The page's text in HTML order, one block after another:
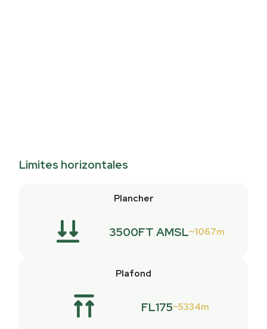
Limites horizontales
Plancher
3500FT AMSL 1067m
Plafond
FL175 5334m